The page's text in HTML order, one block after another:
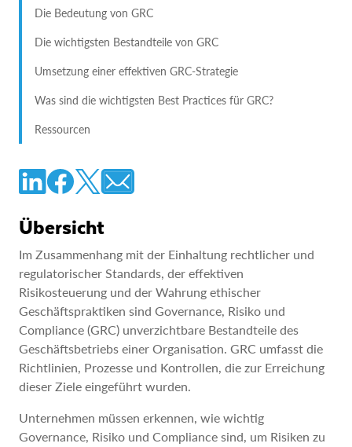
Die Bedeutung von GRC
Die wichtigsten Bestandteile von GRC
Umsetzung einer effektiven GRC-Strategie
Was sind die wichtigsten Best Practices für GRC?
Ressourcen
Übersicht
Im Zusammenhang mit der Einhaltung rechtlicher und
regulatorischer Standards, der effektiven
Risikosteuerung und der Wahrung ethischer
Geschäftspraktiken sind Governance, Risiko und
Compliance (GRC) unverzichtbare Bestandteile des
Geschäftsbetriebs einer Organisation. GRC umfasst die
Richtlinien, Prozesse und Kontrollen, die zur Erreichung
dieser Ziele eingeführt wurden.
Unternehmen müssen erkennen, wie wichtig
Governance, Risiko und Compliance sind, um Risiken zu